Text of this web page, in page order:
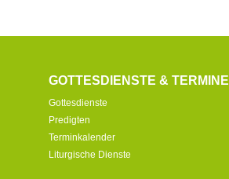
GOTTESDIENSTE & TERMINE
Gottesdienste
Predigten
Terminkalender
Liturgische Dienste